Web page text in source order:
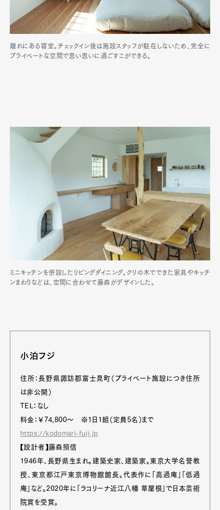
離れにある寝室。チェックイン後は施設スタッフが駐在しないため、完全に
プライベートな空間で思い思いに過ごすこができる。
ミニキッチンを併設したリビングダイニング。クリの木でできた家具やキッチ
ンまわりなどは、空間に合わせて藤森がデザインした。
小泊フジ
住所：長野県諏訪郡富士見町（プライベート施設につき住所
は非公開）
TEL：なし
料金：￥74,800～ ※1日1組（定員5名）まで
https://kodomari-fuji.jp
【設計者】藤森照信
1946年、長野県生まれ。建築史家、建築家。東京大学名誉教
授、東京都江戸東京博物館館長。代表作に「高過庵」「低過
庵」など。2020年に「ラコリーナ近江八幡 草屋根」で日本芸術
院賞を受賞。